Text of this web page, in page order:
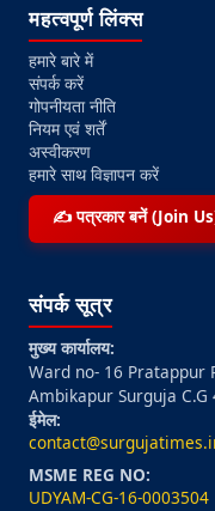
महत्वपूर्ण लिंक्स
हमारे बारे में
संपर्क करें
गोपनीयता नीति
नियम एवं शर्तें
अस्वीकरण
हमारे साथ विज्ञापन करें
✍️ पत्रकार बनें (Join
संपर्क सूत्र
मुख्य कार्यालय:
Ward no- 16 Pratappur
Ambikapur Surguja C.G
ईमेल:
MSME REG NO:
UDYAM-CG-16-0003504